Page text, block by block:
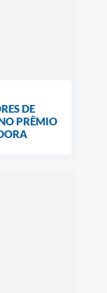
DE
PRÊMIO